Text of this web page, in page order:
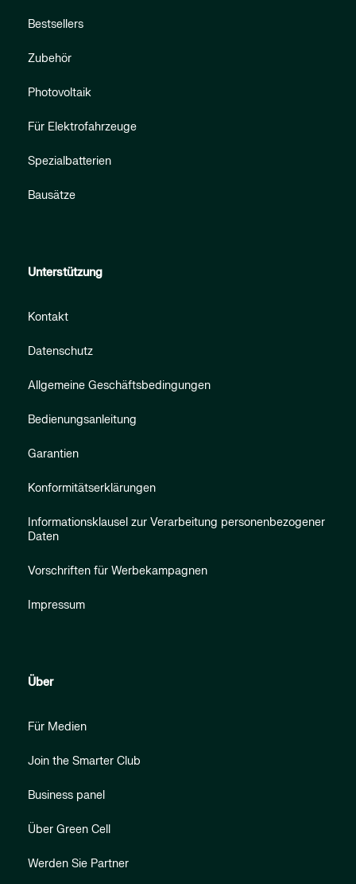
Bestsellers
Zubehör
Photovoltaik
Für Elektrofahrzeuge
Spezialbatterien
Bausätze
Unterstützung
Kontakt
Datenschutz
Allgemeine Geschäftsbedingungen
Bedienungsanleitung
Garantien
Konformitätserklärungen
Informationsklausel zur Verarbeitung personenbezogener
Daten
Vorschriften für Werbekampagnen
Impressum
Über
Für Medien
Join the Smarter Club
Business panel
Über Green Cell
Werden Sie Partner